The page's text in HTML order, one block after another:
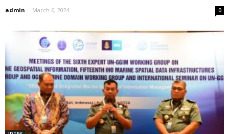
admin - March 6, 2024 0